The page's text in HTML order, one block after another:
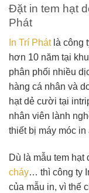
Đặt in tem hạt
Phát
In Trí Phátlà công
hơn 10 năm tại
phân phối nhiều
hàng cá nhân và
hạt dẻ cười tại
nhân viên lành
thiết bị máy móc in
Dù là mẫu tem hạt
cháy… thì công ty
của mẫu in, vì thế